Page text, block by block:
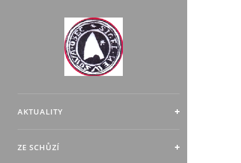
AKTUALITY
ZE SCHŮZÍ